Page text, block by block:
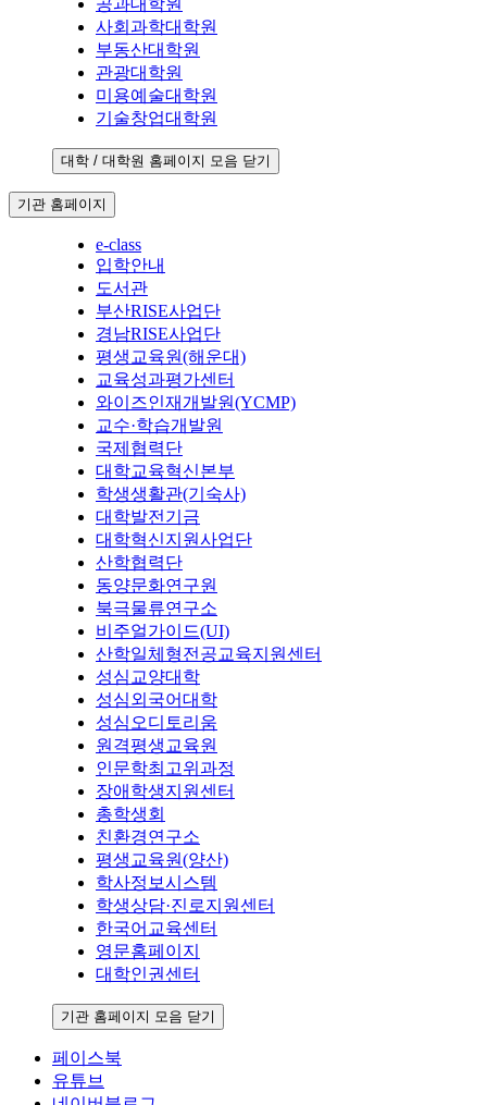
사회과학대학원
부동산대학원
관광대학원
미용예술대학원
기술창업대학원
대학 / 대학원 홈페이지 모음 닫기
기관 홈페이지
e-class
입학안내
도서관
부산RISE사업단
경남RISE사업단
평생교육원(해운대)
교육성과평가센터
와이즈인재개발원(YCMP)
교수·학습개발원
국제협력단
대학교육혁신본부
학생생활관(기숙사)
대학발전기금
대학혁신지원사업단
산학협력단
동양문화연구원
북극물류연구소
비주얼가이드(UI)
산학일체형전공교육지원센터
성심교양대학
성심외국어대학
성심오디토리움
원격평생교육원
인문학최고위과정
장애학생지원센터
총학생회
친환경연구소
평생교육원(양산)
학사정보시스템
학생상담·진로지원센터
한국어교육센터
영문홈페이지
대학인권센터
기관 홈페이지 모음 닫기
페이스북
유튜브